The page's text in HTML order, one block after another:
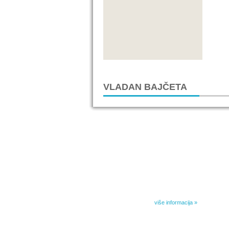
VLADAN BAJČETA
više informacija »